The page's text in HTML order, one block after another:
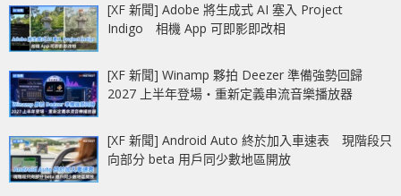
[XF 新聞] Adobe 將生成式 AI 塞入 Project
Indigo 相機 App 可即影即改相
[XF 新聞] Winamp 夥拍 Deezer 準備強勢回歸
2027 上半年登場‧重新定義串流音樂播放器
[XF 新聞] Android Auto 終於加入車速表 現階段只
向部分 beta 用戶同少數地區開放